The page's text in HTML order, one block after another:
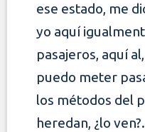
ese estado, me
yo aquí
pasajeros, aquí
puedo meter
los métodos del
heredan, ¿lo